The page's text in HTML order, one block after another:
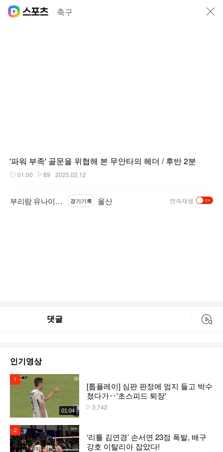
축구
'파워 부족' 골문을 위협해 본 무안타의 헤더 / 후반 2분
01:00 89 2025.02.12
부리람 유나이티드 경기기록 울산 연속재생
댓글
인기영상
01:04
[톱플레이] 심판 판정에 엄지 들고 박수
쳤다가‥'초스피드 퇴장'
3,742
‘리틀 김연경’ 손서연 23점 폭발, 배구
강호 이탈리아 잡았다!